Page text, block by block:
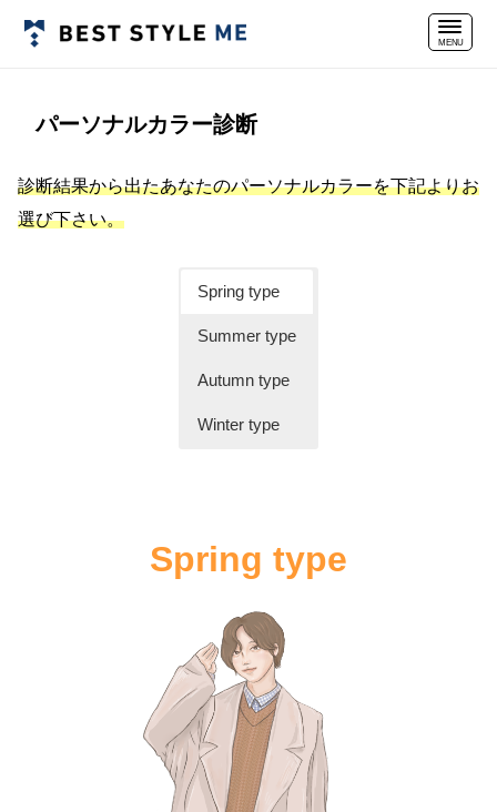
パーソナルカラー診断
診断結果から出たあなたのパーソナルカラーを下記よりお
選び下さい。
Spring type
Summer type
Autumn type
Winter type
Spring type